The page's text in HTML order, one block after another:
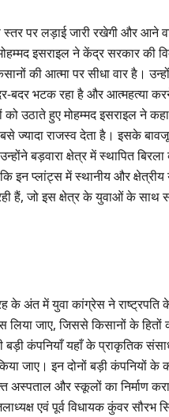
पर लड़ाई जारी रखेगी और आने
इसराइल ने केंद्र सरकार की
की आत्मा पर सीधा वार है।
बदर भटक रहा है और आत्महत्या
को उठाते हुए मोहम्मद इसराइल ने
ज्यादा राजस्व देता है। इसके
बड़वारा क्षेत्र में स्थापित
इन प्लांट्स में स्थानीय और
हैं, जो इस क्षेत्र के युवाओं के साथ
के अंत में युवा कांग्रेस ने राष्ट्रपति
जाए, जिससे किसानों के हितों
कंपनियाँ यहाँ के प्राकृतिक
जाए। इन दोनों बड़ी कंपनियों के
अस्पताल और स्कूलों का निर्माण
एवं पूर्व विधायक कुंवर सौरभ